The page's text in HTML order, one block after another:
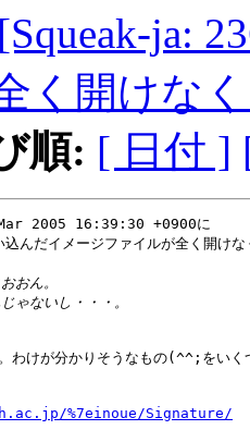
[Squeak-ja:
く開けな
順: [ 日付 ]
2005 16:39:30 +0900に
だイメージファイルが全く開けな
わけが分かりそうなもの(^^;をいく
%7einoue/Signature/